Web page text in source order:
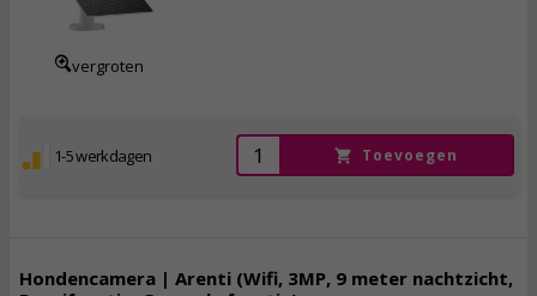
vergroten
1-5 werkdagen Toevoegen
Hondencamera | Arenti (Wifi, 3MP, 9 meter nachtzicht,